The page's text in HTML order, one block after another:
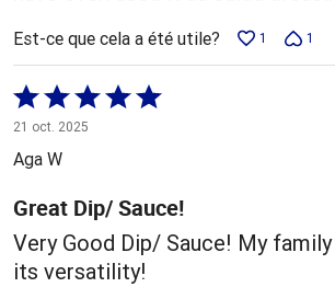
Est-ce que cela a été utile? 1 1
Coté
5 sur
5
21 oct. 2025
Aga W
Great Dip/ Sauce!
Very Good Dip/ Sauce! My
its versatility!